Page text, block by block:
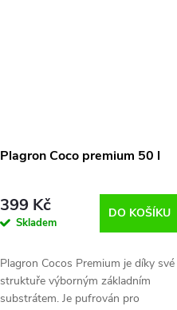
Plagron Coco premium 50 l
399 Kč
Skladem
DO KOŠÍKU
Plagron Cocos Premium je díky své
struktuře výborným základním
substrátem. Je pufrován pro